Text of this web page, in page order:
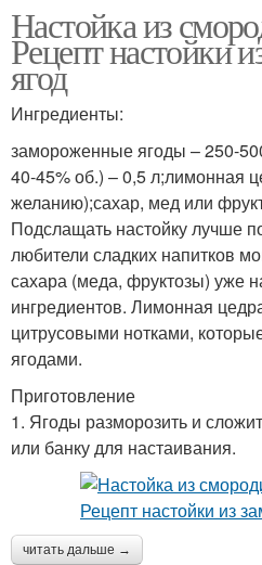
Настойка из
Рецепт настойки
ягод
Ингредиенты:
замороженные ягоды – 250-
40-45% об.) – 0,5 л;лимонная
желанию);сахар, мед или
Подслащать настойку лучше
любители сладких напитков
сахара (меда, фруктозы) уже
ингредиентов. Лимонная
цитрусовыми нотками,
ягодами.
Приготовление
1. Ягоды разморозить и
или банку для настаивания.
читать дальше →